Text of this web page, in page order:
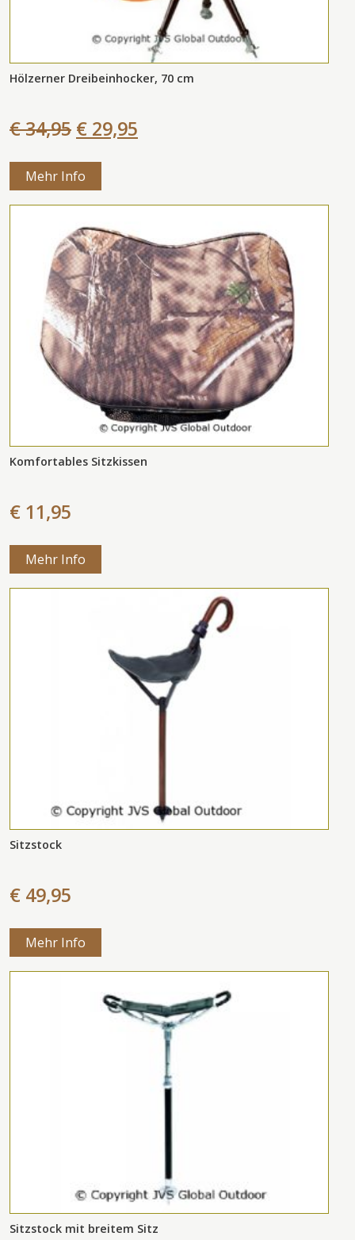
Hölzerner Dreibeinhocker, 70 cm
€ 34,95 € 29,95
Mehr Info
Komfortables Sitzkissen
€ 11,95
Mehr Info
Sitzstock
€ 49,95
Mehr Info
Sitzstock mit breitem Sitz